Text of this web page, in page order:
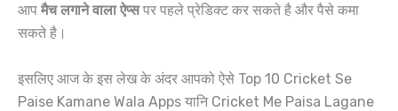
आप मैच लगाने वाला ऐप्सपर पहले प्रेडिक्ट कर सकते है और पैसे कमा
सकते है।
इसलिए आज के इस लेख के अंदर आपको ऐसे Top 10 Cricket Se
Paise Kamane Wala Apps यानि Cricket Me Paisa Lagane